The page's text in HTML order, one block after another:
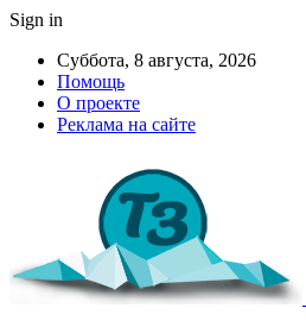
Sign in
Суббота, 8 августа, 2026
Помощь
О проекте
Реклама на сайте